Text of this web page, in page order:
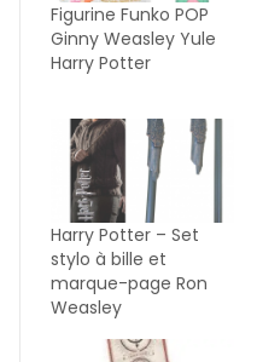
Figurine Funko POP
Ginny Weasley Yule
Harry Potter
Harry Potter – Set
stylo à bille et
marque-page Ron
Weasley